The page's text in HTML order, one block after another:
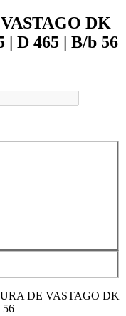
DK
| D 465 | B/b 56
DE VASTAGO DK
56